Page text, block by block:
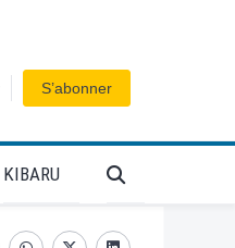
S’abonner
KIBARU